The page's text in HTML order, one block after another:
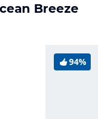
Breeze
94%